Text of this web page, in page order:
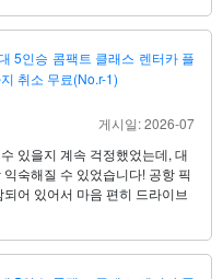
5인승 콤팩트 클래스 렌터카 플
취소 무료(No.r-1)
게시일: 2026-07
있을지 계속 걱정했었는데, 대
숙해질 수 있었습니다! 공항 픽
어 있어서 마음 편히 드라이브